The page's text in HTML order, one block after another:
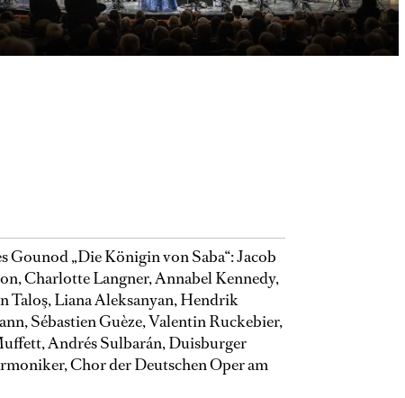
Gounod „Die Königin von Saba“: Jacob
Charlotte Langner, Annabel Kennedy,
Taloş, Liana Aleksanyan, Hendrik
Sébastien Guèze, Valentin Ruckebier,
Andrés Sulbarán, Duisburger
Chor der Deutschen Oper am